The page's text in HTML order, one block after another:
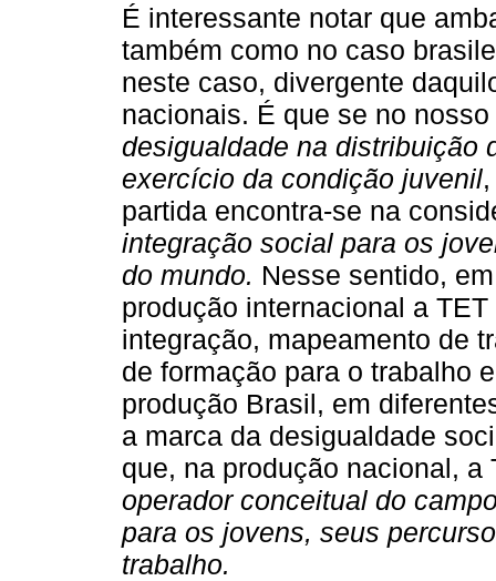
É interessante notar que
também como no caso
neste caso, divergente
nacionais. É que se no
desigualdade na distribuição
exercício da condição juvenil
partida encontra-se na
integração social para os
do mundo. Nesse sentido,
produção internacional a
integração, mapeamento de
de formação para o trabalho
produção Brasil, em
a marca da desigualdade
que, na produção nacional,
operador conceitual do
para os jovens, seus
trabalho.